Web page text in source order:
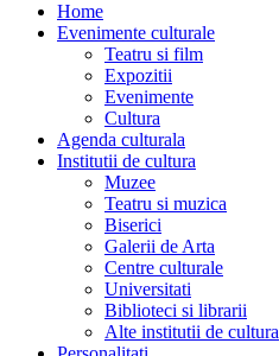
Home
Evenimente culturale
Teatru si film
Expozitii
Evenimente
Cultura
Agenda culturala
Institutii de cultura
Muzee
Teatru si muzica
Biserici
Galerii de Arta
Centre culturale
Universitati
Biblioteci si librarii
Alte institutii de cultura